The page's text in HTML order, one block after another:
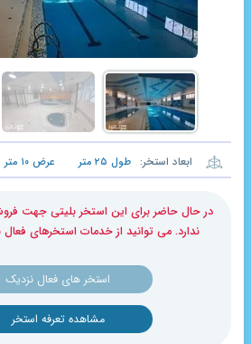
ابعاد استخر: طول ۲۵متر عرض۱۰ متر
در حال حاضر برای این استخر بلیتی جهت
ندارد. می توانید از خدمات استخرهای فعال
استخر های فعال نزدیک
مشاهده تعرفه استخر